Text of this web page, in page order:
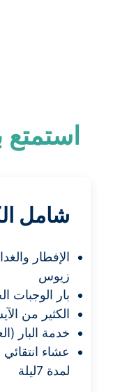
شامل
الإفطار
زيوس
بار الوجبات
الكثير من
خدمة البار
عشاء
لمدة 7ليلة